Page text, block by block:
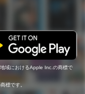
域におけるApple Inc.の商標で
標です。